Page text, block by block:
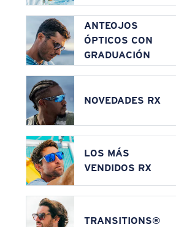
ANTEOJOS
ÓPTICOS CON
GRADUACIÓN
NOVEDADES RX
LOS MÁS
VENDIDOS RX
TRANSITIONS®